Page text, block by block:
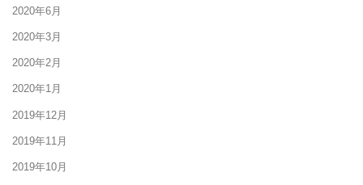
2020年6月
2020年3月
2020年2月
2020年1月
2019年12月
2019年11月
2019年10月